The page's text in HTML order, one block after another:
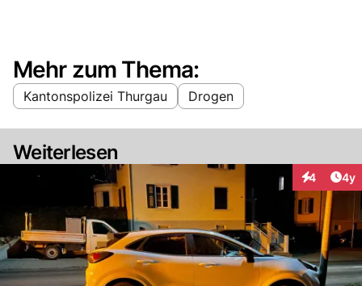
Mehr zum Thema:
Kantonspolizei Thurgau Drogen
Weiterlesen
4 4y